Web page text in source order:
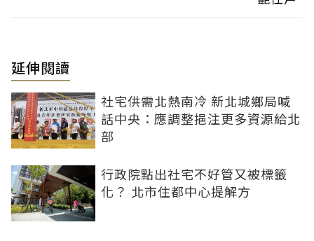
延伸閱讀
社宅供需北熱南冷 新北城鄉局喊
話中央：應調整挹注更多資源給北
部
行政院點出社宅不好管又被標籤
化？ 北市住都中心提解方